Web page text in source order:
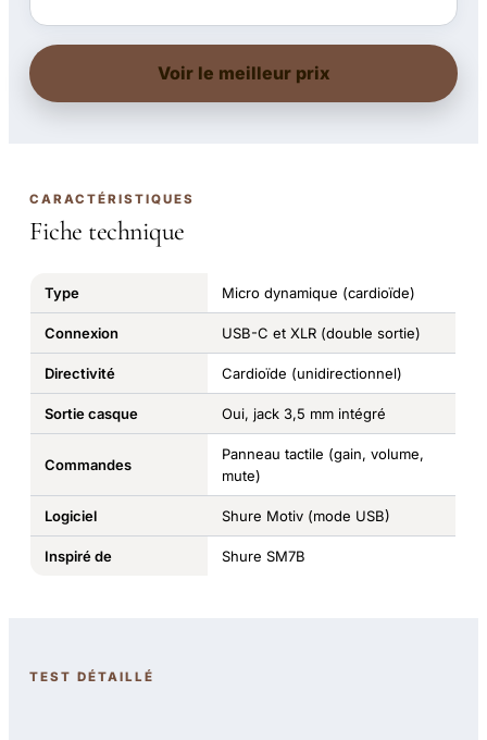
Voir le meilleur prix
CARACTÉRISTIQUES
Fiche technique
Type Micro dynamique (cardioïde)
Connexion USB-C et XLR (double sortie)
Directivité Cardioïde (unidirectionnel)
Sortie casque Oui, jack 3,5 mm intégré
Commandes
Panneau tactile (gain, volume,
mute)
Logiciel Shure Motiv (mode USB)
Inspiré de Shure SM7B
TEST DÉTAILLÉ